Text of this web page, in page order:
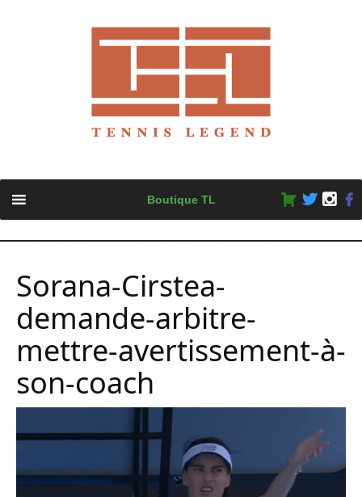
content
Boutique TL
Sorana-Cirstea-
demande-arbitre-
mettre-avertissement-à-
son-coach